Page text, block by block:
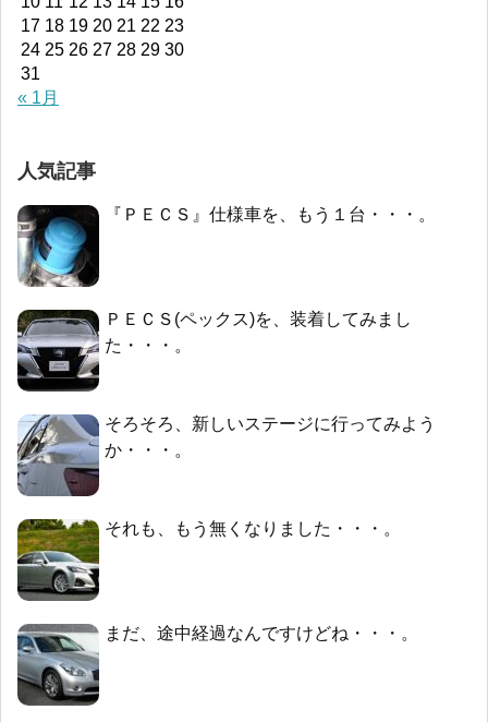
17 18 19 20 21 22 23
24 25 26 27 28 29 30
31
« 1月
人気記事
『ＰＥＣＳ』仕様車を、もう１台・・・。
ＰＥＣＳ(ペックス)を、装着してみまし
た・・・。
そろそろ、新しいステージに行ってみよう
か・・・。
それも、もう無くなりました・・・。
まだ、途中経過なんですけどね・・・。